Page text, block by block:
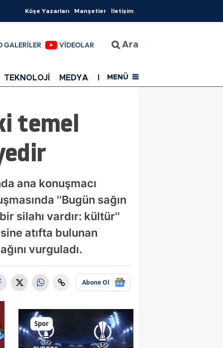
Köşe Yazarları Manşetler İletişim
GALERİLER VİDEOLAR Ara
TEKNOLOJİ MEDYA EĞİTİM SAĞLIK
MENÜ
temel
ana konuşmacı
''Bugün sağın
silahı vardır: kültür''
atıfta bulunan
vurguladı.
Abone Ol
Spor